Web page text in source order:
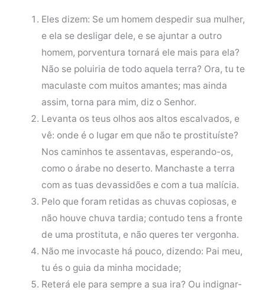
Eles dizem: Se um homem despedir sua mulher,
e ela se desligar dele, e se ajuntar a outro
homem, porventura tornará ele mais para ela?
Não se poluiria de todo aquela terra? Ora, tu te
maculaste com muitos amantes; mas ainda
assim, torna para mim, diz o Senhor.
Levanta os teus olhos aos altos escalvados, e
vê: onde é o lugar em que não te prostituíste?
Nos caminhos te assentavas, esperando-os,
como o árabe no deserto. Manchaste a terra
com as tuas devassidões e com a tua malícia.
Pelo que foram retidas as chuvas copiosas, e
não houve chuva tardia; contudo tens a fronte
de uma prostituta, e não queres ter vergonha.
Não me invocaste há pouco, dizendo: Pai meu,
tu és o guia da minha mocidade;
Reterá ele para sempre a sua ira? Ou indignar-